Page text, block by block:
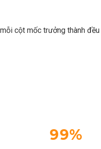
cột mốc trưởng thành đều
99%